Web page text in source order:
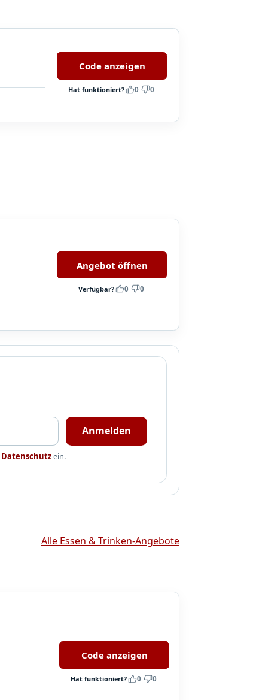
Code anzeigen
Hat funktioniert? 0 0
Angebot öffnen
Verfügbar? 0 0
Anmelden
Datenschutzein.
Alle Essen & Trinken-Angebote
Code anzeigen
Hat funktioniert? 0 0